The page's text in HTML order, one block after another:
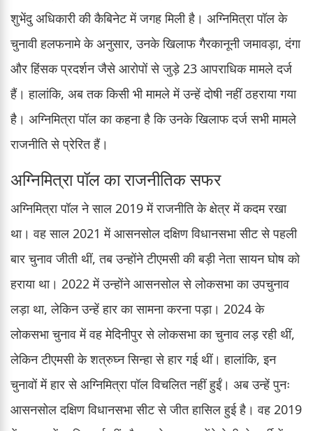
शुभेंदु अधिकारी की कैबिनेट में जगह मिली है। अग्निमित्रा पॉल के
चुनावी हलफनामे के अनुसार, उनके खिलाफ गैरकानूनी जमावड़ा, दंगा
और हिंसक प्रदर्शन जैसे आरोपों से जुड़े 23 आपराधिक मामले दर्ज
हैं। हालांकि, अब तक किसी भी मामले में उन्हें दोषी नहीं ठहराया गया
है। अग्निमित्रा पॉल का कहना है कि उनके खिलाफ दर्ज सभी मामले
राजनीति से प्रेरित हैं।
अग्निमित्रा पॉल का राजनीतिक सफर
अग्निमित्रा पॉल ने साल 2019 में राजनीति के क्षेत्र में कदम रखा
था। वह साल 2021 में आसनसोल दक्षिण विधानसभा सीट से पहली
बार चुनाव जीती थीं, तब उन्होंने टीएमसी की बड़ी नेता सायन घोष को
हराया था। 2022 में उन्होंने आसनसोल से लोकसभा का उपचुनाव
लड़ा था, लेकिन उन्हें हार का सामना करना पड़ा। 2024 के
लोकसभा चुनाव में वह मेदिनीपुर से लोकसभा का चुनाव लड़ रही थीं,
लेकिन टीएमसी के शत्रुघ्न सिन्हा से हार गई थीं। हालांकि, इन
चुनावों में हार से अग्निमित्रा पॉल विचलित नहीं हुईं। अब उन्हें पुनः
आसनसोल दक्षिण विधानसभा सीट से जीत हासिल हुई है। वह 2019